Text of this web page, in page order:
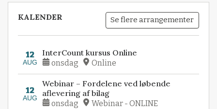
KALENDER Se flere arrangementer
12
AUG
InterCount kursus Online
onsdag Online
12
AUG
Webinar – Fordelene ved løbende
aflevering af bilag
onsdag Webinar - ONLINE